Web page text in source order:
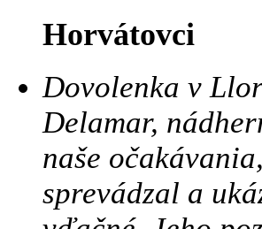
Horvátovci
Dovolenka v
Delamar,
naše
sprevádzal a